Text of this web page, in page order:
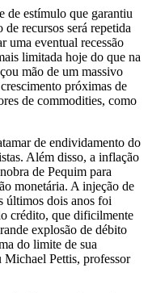
de estímulo que garantiu
recursos será repetida
uma eventual recessão
limitada hoje do que na
mão de um massivo
próximas de
de commodities, como
de endividamento do
Além disso, a inflação
de Pequim para
monetária. A injeção de
últimos dois anos foi
crédito, que dificilmente
explosão de débito
do limite de sua
Michael Pettis, professor